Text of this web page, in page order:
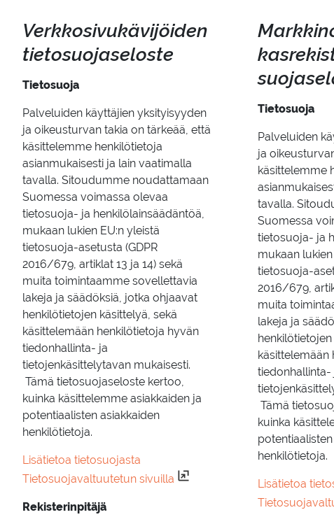
Verk­ko­si­vu­kä­vi­jöi­den
tie­to­suo­ja­se­los­te
Tietosuoja
Palveluiden käyttäjien yksityisyyden
ja oikeusturvan takia on tärkeää, että
käsittelemme henkilötietoja
asianmukaisesti ja lain vaatimalla
tavalla. Sitoudumme noudattamaan
Suomessa voimassa olevaa
tietosuoja- ja henkilölainsäädäntöä,
mukaan lukien EU:n yleistä
tietosuoja-asetusta (GDPR
2016/679, artiklat 13 ja 14) sekä
muita toimintaamme sovellettavia
lakeja ja säädöksiä, jotka ohjaavat
henkilötietojen käsittelyä, sekä
käsittelemään henkilötietoja hyvän
tiedonhallinta- ja
tietojenkäsittelytavan mukaisesti.
Tämä tietosuojaseloste kertoo,
kuinka käsittelemme asiakkaiden ja
potentiaalisten asiakkaiden
henkilötietoja.
Lisätietoa tietosuojasta
Tietosuojavaltuutetun sivuilla
Rekisterinpitäjä
Tietosuoja
Palveluiden
ja
käsittelemme
tavalla.
Suomessa
tietosuoja- ja
mukaan
tietosuoja-
2016/679,
muita
lakeja ja
käsittelemään
tiedonhallinta-
Tämä
kuinka
henkilötietoja.
Lisätietoa